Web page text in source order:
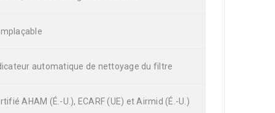
automatique de nettoyage du filtre
AHAM (É.-U.), ECARF (UE) et Airmid (É.-U.)